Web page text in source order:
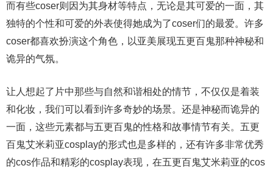
而有些coser则因为其身材等特点，无论是其可爱的一面，其
独特的个性和可爱的外表使得她成为了coser们的最爱。许多
coser都喜欢扮演这个角色，以亚美展现五更百鬼那种神秘和
诡异的气氛。
让人想起了片中那些与自然和谐相处的情节，不仅仅是着装
和化妆，我们可以看到许多奇妙的场景。还是神秘而诡异的
一面，这些元素都与五更百鬼的性格和故事情节有关。五更
百鬼艾米莉亚cosplay的形式也是多样的，还有许多非常优秀
的cos作品和精彩的cosplay表现，在五更百鬼艾米莉亚的cos